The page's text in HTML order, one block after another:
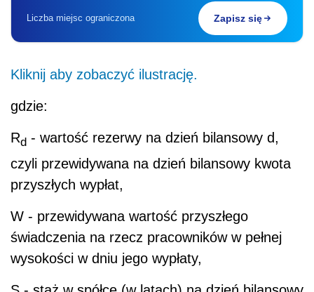
Liczba miejsc ograniczona Zapisz się
Kliknij aby zobaczyć ilustrację.
gdzie:
Rd - wartość rezerwy na dzień bilansowy d,
czyli przewidywana na dzień bilansowy kwota
przyszłych wypłat,
W - przewidywana wartość przyszłego
świadczenia na rzecz pracowników w pełnej
wysokości w dniu jego wypłaty,